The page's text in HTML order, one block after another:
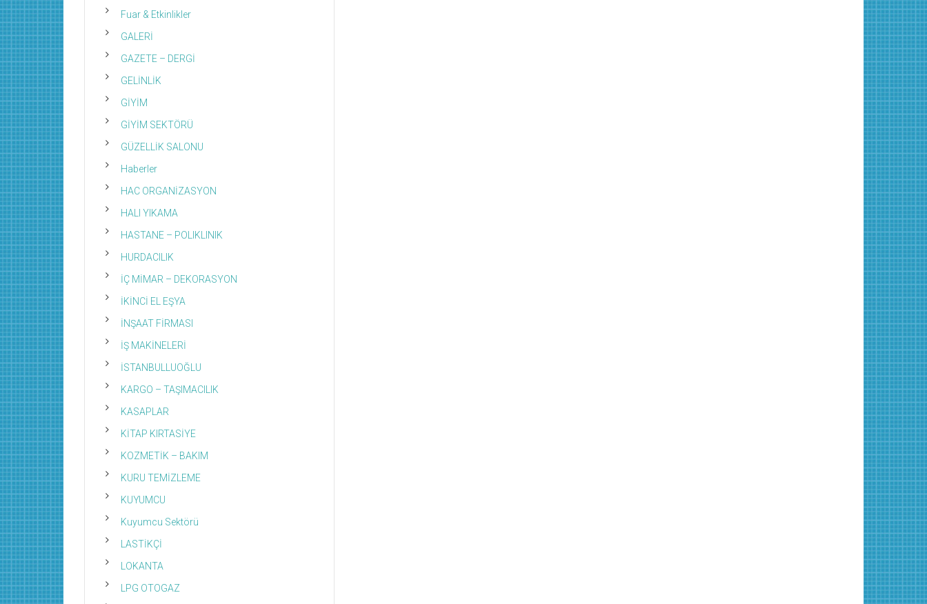
Fuar & Etkinlikler
GALERİ
GAZETE – DERGİ
GELİNLİK
GİYİM
GİYİM SEKTÖRÜ
GÜZELLİK SALONU
Haberler
HAC ORGANİZASYON
HALI YIKAMA
HASTANE – POLIKLINIK
HURDACILIK
İÇ MİMAR – DEKORASYON
İKİNCİ EL EŞYA
İNŞAAT FİRMASI
İŞ MAKİNELERİ
İSTANBULLUOĞLU
KARGO – TAŞIMACILIK
KASAPLAR
KİTAP KIRTASİYE
KOZMETİK – BAKIM
KURU TEMİZLEME
KUYUMCU
Kuyumcu Sektörü
LASTİKÇİ
LOKANTA
LPG OTOGAZ